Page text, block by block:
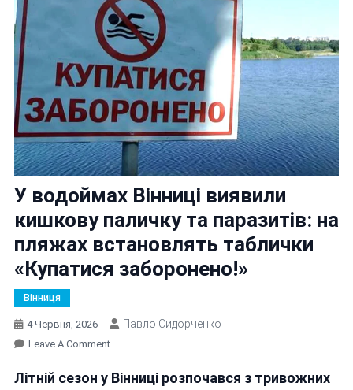
У водоймах Вінниці виявили
кишкову паличку та паразитів: на
пляжах встановлять таблички
«Купатися заборонено!»
Вінниця
4 Червня, 2026 Павло Сидорченко
Leave A CommentOn
Водоймах
Літній сезон у Вінниці розпочався з тривожних